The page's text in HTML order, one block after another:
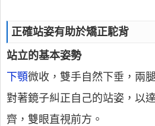
正確站姿有助於矯正駝背
站立的基本姿勢
下顎微收，雙手自然下垂，兩
對著鏡子糾正自己的站姿，以
齊，雙眼直視前方。